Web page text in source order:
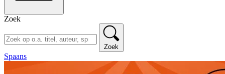
Zoek
Zoek
Spaans